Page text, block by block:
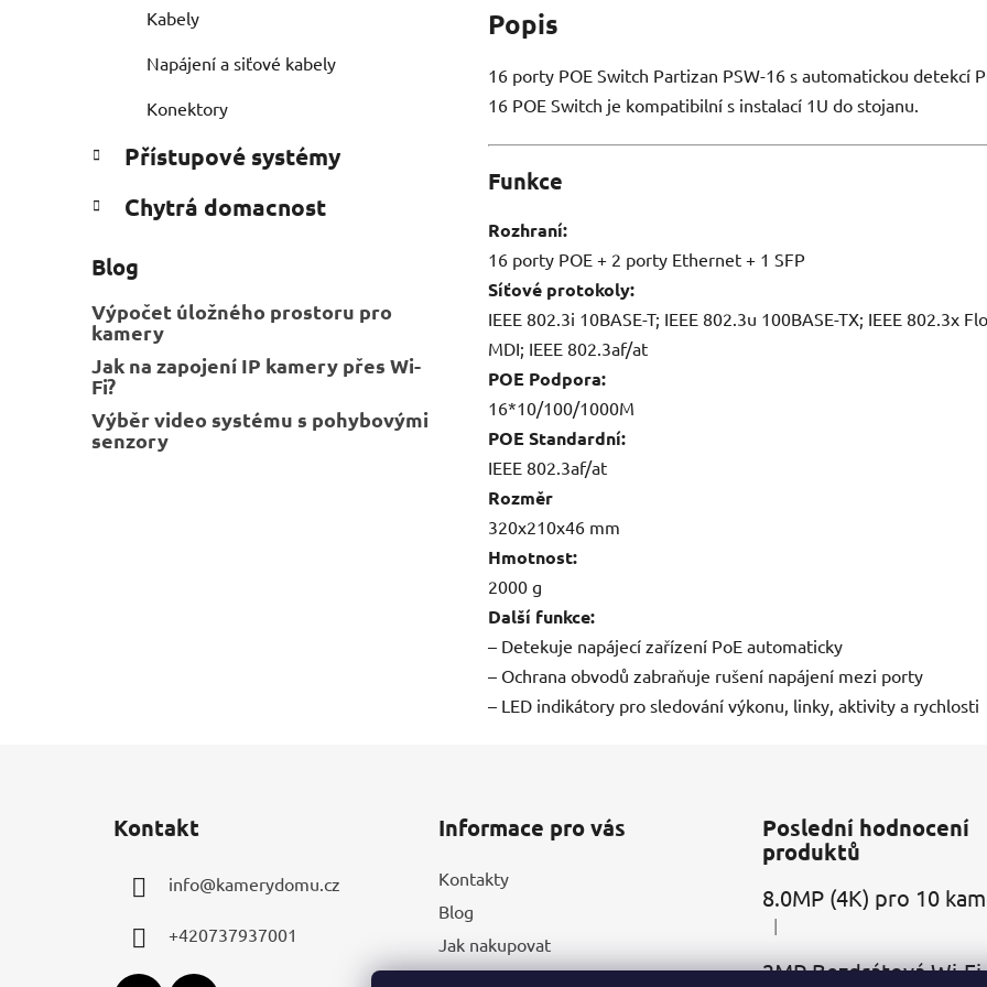
Kabely
Napájení a siťové kabely
Konektory
Přístupové systémy
Chytrá domacnost
Blog
Výpočet úložného prostoru pro
kamery
Jak na zapojení IP kamery přes Wi-
Fi?
Výběr video systému s pohybovými
senzory
Popis
16 porty POE Switch Partizan PSW-16 s automatickou detekcí
16 POE Switch je kompatibilní s instalací 1U do stojanu.
Funkce
Rozhraní:
16 porty POE + 2 porty Ethernet + 1 SFP
Síťové protokoly:
IEEE 802.3i 10BASE-T; IEEE 802.3u 100BASE-TX; IEEE 802.3x
MDI; IEEE 802.3af/at
РОЕ Podpora:
16*10/100/1000M
РОЕ Standardní:
IEEE 802.3af/at
Rozměr
320x210x46 mm
Hmotnost:
2000 g
Další funkce:
– Detekuje napájecí zařízení PoE automaticky
– Ochrana obvodů zabraňuje rušení napájení mezi porty
– LED indikátory pro sledování výkonu, linky, aktivity a rychlosti
Kontakt
info@kamerydomu.cz
+420737937001
Informace pro vás
Kontakty
Blog
Jak nakupovat
Obchodní podmínky
Poslední hodnocení
produktů
Hodnocení produktu je 5 z 5
|